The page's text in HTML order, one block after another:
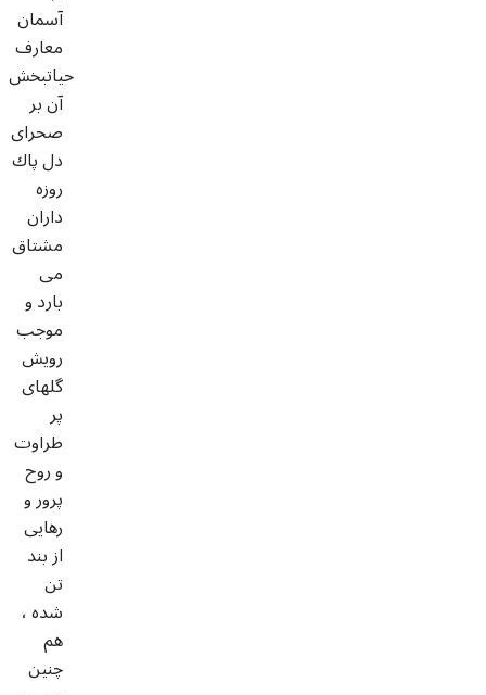
آسمان
معارف
حياتبخش
آن بر
صحراى
دل پاك
روزه
داران
مشتاق
مى
بارد و
موجب
رويش
گلهاى
پر
طراوت
و روح
پرور و
رهايى
از بند
تن
شده ،
هم
چنين